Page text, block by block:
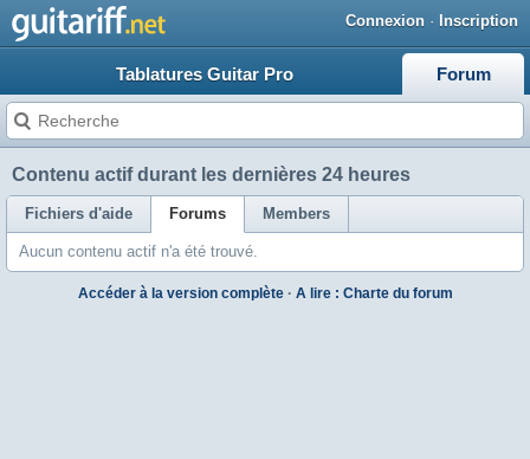
Connexion · Inscription
Tablatures Guitar Pro Forum
Contenu actif durant les dernières 24 heures
Fichiers d'aide Forums Members
Aucun contenu actif n'a été trouvé.
Accéder à la version complète· A lire : Charte du forum